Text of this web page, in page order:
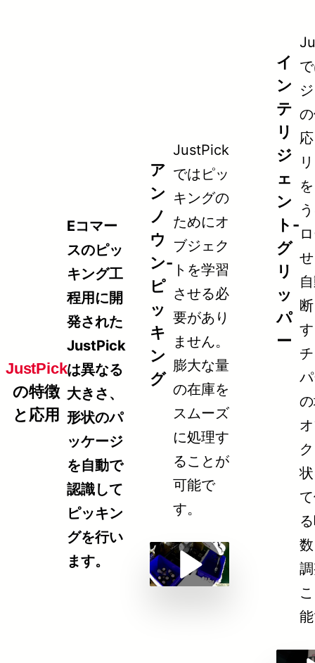
JustPick
の特徴
と応用
Eコマー
スのピッ
キング工
程用に開
発された
JustPick
は異なる
大きさ、
形状のパ
ッケージ
を自動で
認識して
ピッキン
グを行い
ます。
Play
ア
ン
ノ
ウ
ン-
ピ
ッ
キ
ン
グ
JustPick
ではピッ
キングの
ためにオ
ブジェク
トを学習
させる必
要があり
ません。
膨大な量
の在庫を
スムーズ
に処理す
ることが
可能で
す。
イ
ン
テ
リ
ジ
ェ
ン
ト-
グ
リ
ッ
パ
ー